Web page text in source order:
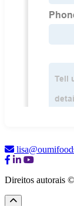
Direitos autorais